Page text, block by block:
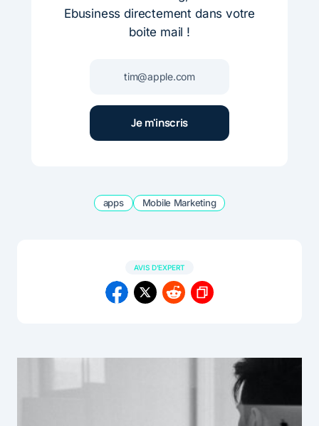
Ebusiness directement dans votre
boite mail !
apps Mobile Marketing
AVIS D'EXPERT